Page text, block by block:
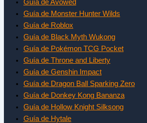
Guía de Avowed
Guía de Monster Hunter Wilds
Guía de Roblox
Guía de Black Myth Wukong
Guía de Pokémon TCG Pocket
Guía de Throne and Liberty
Guía de Genshin Impact
Guía de Dragon Ball Sparking Zero
Guía de Donkey Kong Bananza
Guía de Hollow Knight Silksong
Guía de Hytale